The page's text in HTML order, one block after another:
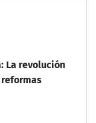
La revolución